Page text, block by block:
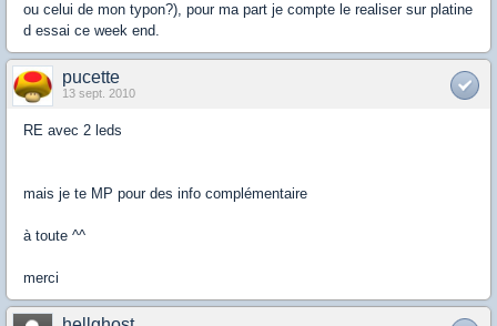
ou celui de mon typon?), pour ma part je compte le realiser sur platine
d essai ce week end.
pucette
13 sept. 2010
RE avec 2 leds
mais je te MP pour des info complémentaire
à toute ^^
merci